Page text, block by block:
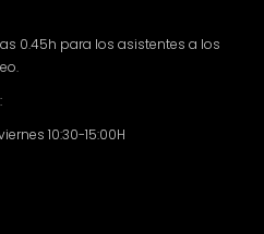
0.45h para los asistentes a los
10:30-15:00H